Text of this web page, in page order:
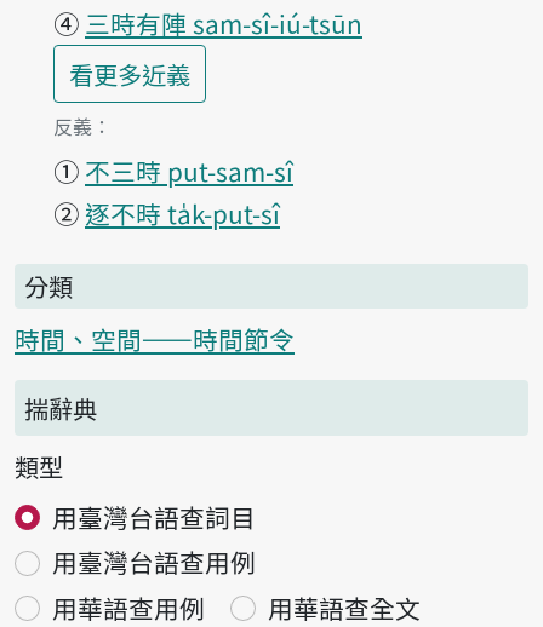
④ 三時有陣 sam-sî-iú-tsūn
看更多第1項釋義的
近義
第1項釋義的
反義：
① 不三時 put-sam-sî
② 逐不時 ta̍k-put-sî
分類
時間、空間——時間節令
揣辭典
類型
用臺灣台語查詞目
用臺灣台語查用例
用華語查用例
用華語查全文